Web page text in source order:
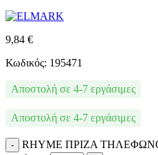
9,84 €
Κωδικός: 195471
Αποστολή σε 4-7 εργάσιμες
Αποστολή σε 4-7 εργάσιμες
RHYME ΠΡΙΖΑ